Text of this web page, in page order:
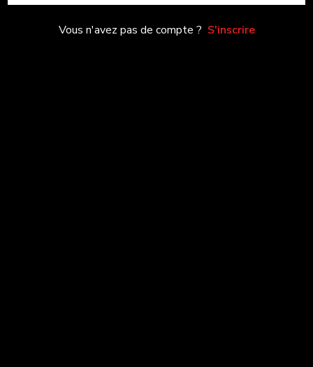
Vous n'avez pas de compte ? S'inscrire